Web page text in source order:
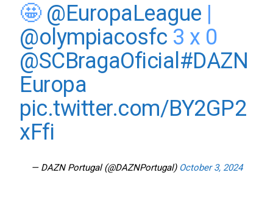
🤩 @EuropaLeague |
@olympiacosfc 3 x 0
@SCBragaOficial #DAZN
Europa
pic.twitter.com/BY2GP2
xFfi
— DAZN Portugal (@DAZNPortugal) October 3, 2024